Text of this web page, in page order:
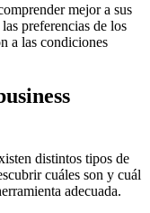
mejor a sus
preferencias de los
a las condiciones
distintos tipos de
cuáles son y cuál
adecuada.